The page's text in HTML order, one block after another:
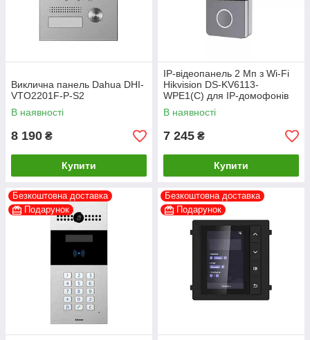
Виклична панель Dahua DHI-
VTO2201F-P-S2
В наявності
8 190 ₴
Купити
IP-відеопанель 2 Мп з Wi-Fi
Hikvision DS-KV6113-
WPE1(C) для IP-домофонів
В наявності
7 245 ₴
Купити
Безкоштовна доставка
Подарунок
Безкоштовна доставка
Подарунок